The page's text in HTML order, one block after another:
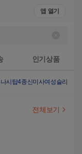
앱 열기
인기상품
시탑4종신미사여성슬리퍼
전체보기